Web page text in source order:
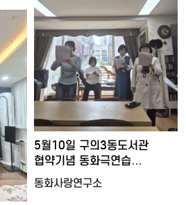
5월10일 구의3동도서관
협약기념 동화극연습
동화사랑임…
동화사랑연구소